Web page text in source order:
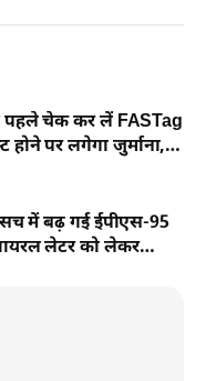
पहले चेक कर लें FASTag
पर लगेगा जुर्माना, ये
में बढ़ गई ईपीएस-95
लेटर को लेकर
राज